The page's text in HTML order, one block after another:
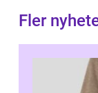
Fler